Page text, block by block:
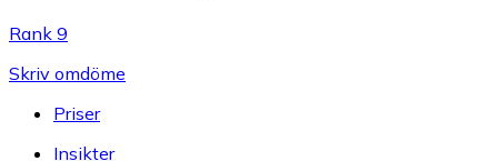
Rank 9
Skriv omdöme
Priser
Insikter